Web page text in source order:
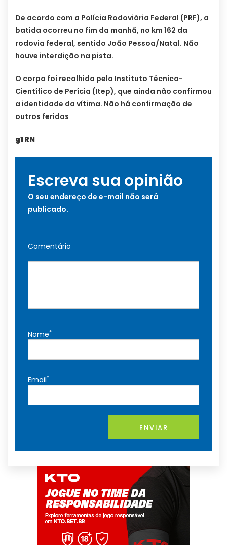
De acordo com a Polícia Rodoviária Federal (PRF), a
batida ocorreu no fim da manhã, no km 162 da
rodovia federal, sentido João Pessoa/Natal. Não
houve interdição na pista.
O corpo foi recolhido pelo Instituto Técnico-
Científico de Perícia (Itep), que ainda não confirmou
a identidade da vítima. Não há confirmação de
outros feridos
g1 RN
Escreva sua opinião
O seu endereço de e-mail não será
publicado.
Comentário
Nome*
Email*
ENVIAR